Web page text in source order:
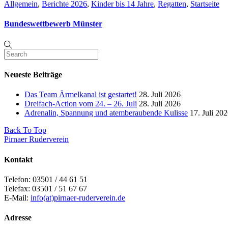
Allgemein, Berichte 2026, Kinder bis 14 Jahre, Regatten, Startseite
Bundeswettbewerb Münster
Neueste Beiträge
Das Team Ärmelkanal ist gestartet! 28. Juli 2026
Dreifach-Action vom 24. – 26. Juli 28. Juli 2026
Adrenalin, Spannung und atemberaubende Kulisse 17. Juli
Back To Top
Pirnaer Ruderverein
Kontakt
Telefon: 03501 / 44 61 51
Telefax: 03501 / 51 67 67
E-Mail: info(at)pirnaer-ruderverein.de
Adresse